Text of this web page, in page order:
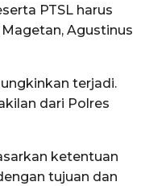
PTSL harus
Agustinus
terjadi.
dari Polres
ketentuan
tujuan dan